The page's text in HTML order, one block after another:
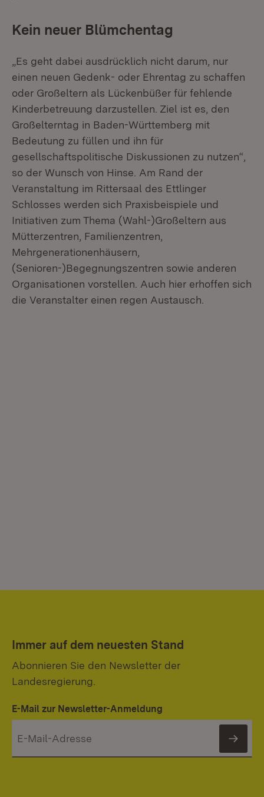
Kein neuer Blümchentag
„Es geht dabei ausdrücklich nicht darum, nur
einen neuen Gedenk- oder Ehrentag zu schaffen
oder Großeltern als Lückenbüßer für fehlende
Kinderbetreuung darzustellen. Ziel ist es, den
Großelterntag in Baden-Württemberg mit
Bedeutung zu füllen und ihn für
gesellschaftspolitische Diskussionen zu nutzen“,
so der Wunsch von Hinse. Am Rand der
Veranstaltung im Rittersaal des Ettlinger
Schlosses werden sich Praxisbeispiele und
Initiativen zum Thema (Wahl-)Großeltern aus
Mütterzentren, Familienzentren,
Mehrgenerationenhäusern,
(Senioren-)Begegnungszentren sowie anderen
Organisationen vorstellen. Auch hier erhoffen sich
die Veranstalter einen regen Austausch.
Immer auf dem neuesten Stand
Abonnieren Sie den Newsletter der
Landesregierung.
E-Mail zur Newsletter-Anmeldung